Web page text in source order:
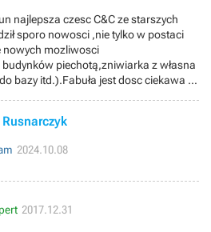
najlepsza czesc C&C ze starszych
sporo nowosci ,nie tylko w postaci
nowych mozliwosci
piechotą,zniwiarka z własna
bazy itd.).Fabuła jest dosc ciekawa a
tez ma swój urok.Misji jest sporo
u mnie bezproblemowo na Windows
2024.10.08
2017.12.31